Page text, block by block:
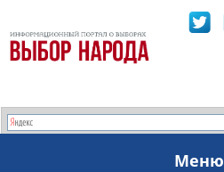
Меню